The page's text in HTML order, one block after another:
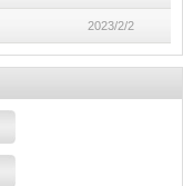
2023/2/2